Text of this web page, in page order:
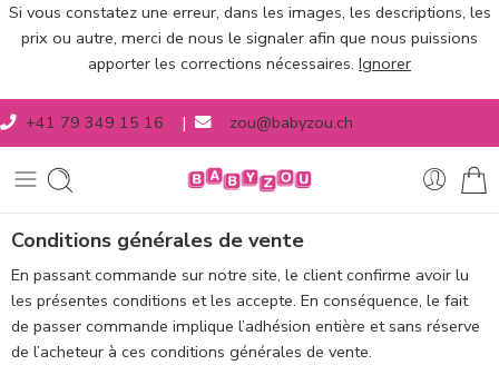
Si vous constatez une erreur, dans les images, les descriptions, les
prix ou autre, merci de nous le signaler afin que nous puissions
apporter les corrections nécessaires. Ignorer
+41 79 349 15 16 | zou@babyzou.ch
Conditions générales de vente
En passant commande sur notre site, le client confirme avoir lu
les présentes conditions et les accepte. En conséquence, le fait
de passer commande implique l’adhésion entière et sans réserve
de l’acheteur à ces conditions générales de vente.